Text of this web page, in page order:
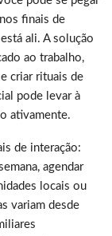
finais de
ali. A solução
ao trabalho,
criar rituais de
pode levar à
ativamente.
de interação:
agendar
locais ou
variam desde